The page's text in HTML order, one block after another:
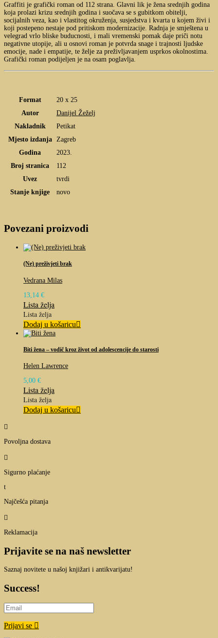
Graffiti je grafički roman od 112 strana. Glavni lik je žena srednjih godina
koja prolazi krizu srednjih godina i suočava se s gubitkom obitelji,
socijalnih veza, kao i vlastitog okruženja, susjedstva i kvarta u kojem živi i
koji postepeno nestaje pod pritiskom modernizacije. Radnja je smještena u
velegrad vrlo bliske buducnosti, i mali vremenski pomak daje priči notu
negativne utopije, ali u osnovi roman je potvrda snage i trajnosti ljudske
emocije, nade i empatije, te želje za preživljavanjem usprkos okolnostima.
Grafički roman podijeljen je na osam poglavlja.
Format
20 x 25
Autor
Danijel Žeželj
Nakladnik
Petikat
Mjesto izdanja
Zagreb
Godina
2023.
Broj stranica
112
Uvez
tvrdi
Stanje knjige
novo
Povezani proizvodi
(Ne) preživjeti brak
Vedrana Milas
13,14 €
Lista želja
Lista želja
Dodaj u košaricu
Biti žena – vodič kroz život od adolescencije do starosti
Helen Lawrence
5,00 €
Lista želja
Lista želja
Dodaj u košaricu

Povoljna dostava

Sigurno plaćanje
t
Najčešća pitanja

Reklamacija
Prijavite se na naš newsletter
Saznaj novitete u našoj knjižari i antikvarijatu!
Success!
Prijavi se